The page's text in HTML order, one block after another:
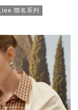
聯名系列